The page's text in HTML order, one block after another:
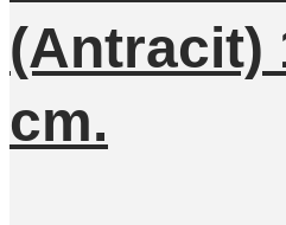
(Antracit)
cm.